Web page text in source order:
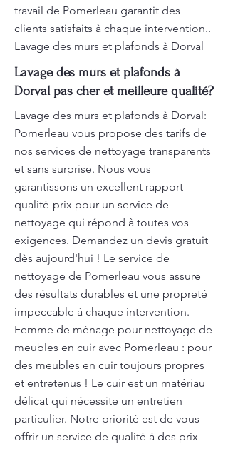
travail de Pomerleau garantit des
clients satisfaits à chaque intervention..
Lavage des murs et plafonds à Dorval
Lavage des murs et plafonds à
Dorval pas cher et meilleure qualité?
Lavage des murs et plafonds à Dorval:
Pomerleau vous propose des tarifs de
nos services de nettoyage transparents
et sans surprise. Nous vous
garantissons un excellent rapport
qualité-prix pour un service de
nettoyage qui répond à toutes vos
exigences. Demandez un devis gratuit
dès aujourd'hui ! Le service de
nettoyage de Pomerleau vous assure
des résultats durables et une propreté
impeccable à chaque intervention.
Femme de ménage pour nettoyage de
meubles en cuir avec Pomerleau : pour
des meubles en cuir toujours propres
et entretenus ! Le cuir est un matériau
délicat qui nécessite un entretien
particulier. Notre priorité est de vous
offrir un service de qualité à des prix